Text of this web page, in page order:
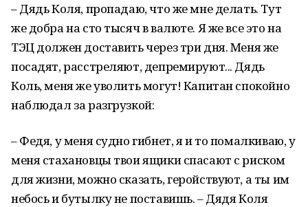
– Дядь Коля, пропадаю, что же мне делать. Тут
же добра на сто тысяч в валюте. Я же все это на
ТЭЦ должен доставить через три дня. Меня же
посадят, расстреляют, депремируют... Дядь
Коль, меня же уволить могут! Капитан спокойно
наблюдал за разгрузкой:
– Федя, у меня судно гибнет, я и то помалкиваю, у
меня стахановцы твои ящики спасают с риском
для жизни, можно сказать, геройствуют, а ты им
небось и бутылку не поставишь. – Дядя Коля